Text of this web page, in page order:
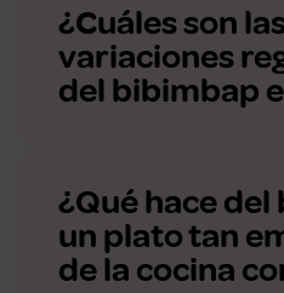
¿Cuáles son
variaciones
del bibimbap
¿Qué hace
un plato tan
de la cocina